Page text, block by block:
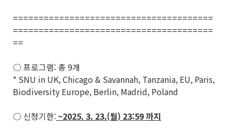
=======================================
=======================================
==
○ 프로그램: 총 9개
* SNU in UK, Chicago & Savannah, Tanzania, EU, Paris,
Biodiversity Europe, Berlin, Madrid, Poland
○ 신청기한:~2025. 3. 23.(월) 23:59 까지